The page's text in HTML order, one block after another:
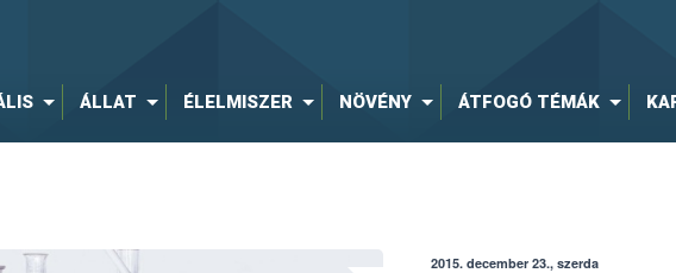
ÁLLAT ÉLELMISZER NÖVÉNY ÁTFOGÓ TÉMÁK
2015. december 23., szerda